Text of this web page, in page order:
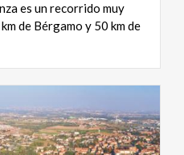
es un recorrido muy
de Bérgamo y 50 km de